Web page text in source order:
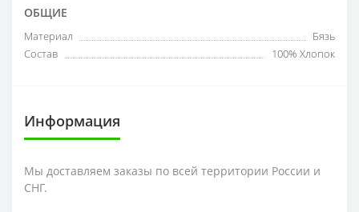
ОБЩИЕ
Материал
Бязь
Состав
100% Хлопок
Информация
Мы доставляем заказы по всей территории России и
СНГ.